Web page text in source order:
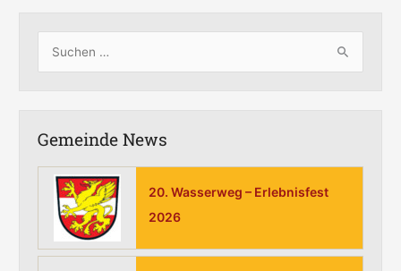
c
Gemeinde News
20. Wasserweg – Erlebnisfest
2026